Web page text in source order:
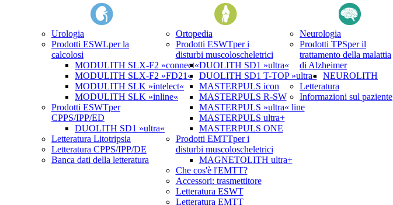
Urologia
Prodotti ESWLper la
calcolosi
MODULITH SLX-F2 »connect«
MODULITH SLX-F2 »FD21«
MODULITH SLK »intelect«
MODULITH SLK »inline«
Prodotti ESWTper
CPPS/IPP/ED
DUOLITH SD1 »ultra«
Letteratura Litotripsia
Letteratura CPPS/IPP/DE
Banca dati della letteratura
Ortopedia
Prodotti ESWTper i
disturbi muscoloscheletrici
DUOLITH SD1 »ultra«
DUOLITH SD1 T-TOP »ultra«
MASTERPULS icon
MASTERPULS R-SW
MASTERPULS »ultra« line
MASTERPULS ultra+
MASTERPULS ONE
Prodotti EMTTper i
disturbi muscoloscheletrici
MAGNETOLITH ultra+
Che cos'è l'EMTT?
Accessori: trasmettitore
Letteratura ESWT
Letteratura EMTT
Neurologia
Prodotti TPSper il
trattamento della malattia
di Alzheimer
NEUROLITH
Letteratura
Informazioni sul paziente